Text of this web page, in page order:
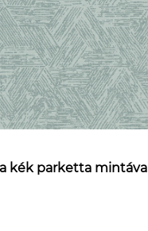
kék parketta mintával